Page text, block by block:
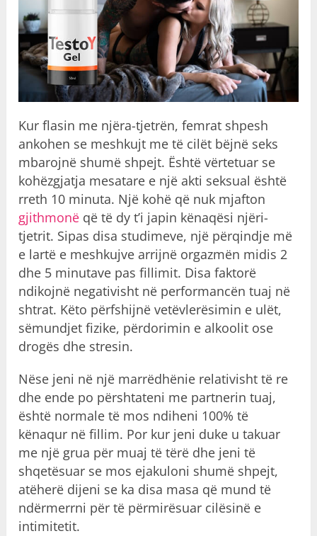
Kur flasin me njëra-tjetrën, femrat shpesh
ankohen se meshkujt me të cilët bëjnë seks
mbarojnë shumë shpejt. Është vërtetuar se
kohëzgjatja mesatare e një akti seksual është
rreth 10 minuta. Një kohë që nuk mjafton
gjithmonë që të dy t’i japin kënaqësi njëri-
tjetrit. Sipas disa studimeve, një përqindje më
e lartë e meshkujve arrijnë orgazmën midis 2
dhe 5 minutave pas fillimit. Disa faktorë
ndikojnë negativisht në performancën tuaj në
shtrat. Këto përfshijnë vetëvlerësimin e ulët,
sëmundjet fizike, përdorimin e alkoolit ose
drogës dhe stresin.
Nëse jeni në një marrëdhënie relativisht të re
dhe ende po përshtateni me partnerin tuaj,
është normale të mos ndiheni 100% të
kënaqur në fillim. Por kur jeni duke u takuar
me një grua për muaj të tërë dhe jeni të
shqetësuar se mos ejakuloni shumë shpejt,
atëherë dijeni se ka disa masa që mund të
ndërmerrni për të përmirësuar cilësinë e
intimitetit.